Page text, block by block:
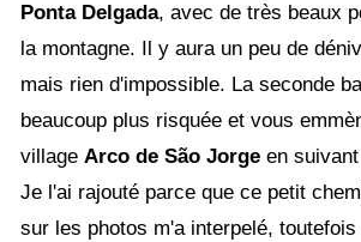
Ponta Delgada, avec de très beaux
la montagne. Il y aura un peu de
mais rien d'impossible. La seconde
beaucoup plus risquée et vous
village Arco de São Jorgeen suivant
Je l'ai rajouté parce que ce petit
sur les photos m'a interpelé,